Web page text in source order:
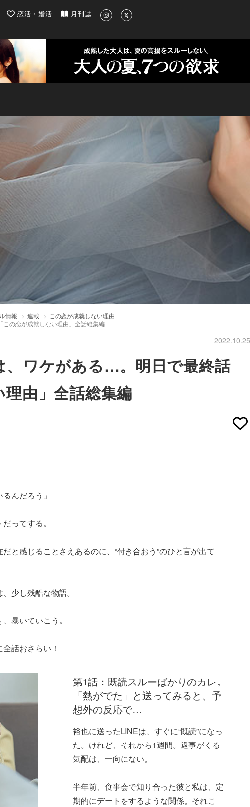
新のグルメ、洗練されたライフスタイル情報
恋活・婚活 月刊誌
情報 連載
この恋が成就しない理由
の恋が成就しない理由」全話総集編
2022.10.25
、ワケがある…。明日で最終話
理由」全話総集編
んだろう」
ってする。
と感じることさえあるのに、“付き合おう”のひと言が出て
少し残酷な物語。
暴いていこう。
話おさらい！
第1話：既読スルーばかりのカレ。
「熱がでた」と送ってみると、予
想外の反応で…
裕也に送ったLINEは、すぐに“既読”になっ
た。けれど、それから1週間。返事がくる
気配は、一向にない。
半年前、食事会で知り合った彼と私は、定
期的にデートをするような関係。それこ